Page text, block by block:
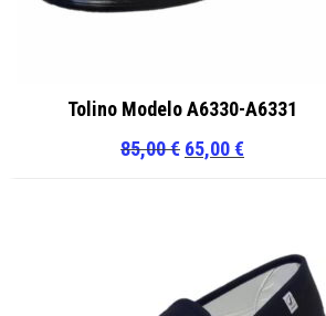
Tolino Modelo A6330-A6331
85,00€ El
85,00 €.
65,00€
65,00 €.